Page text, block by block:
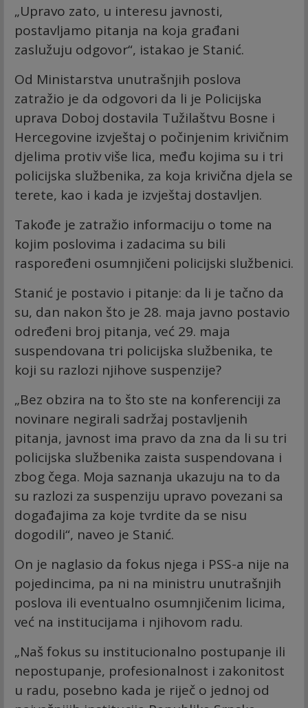
„Upravo zato, u interesu javnosti,
postavljamo pitanja na koja građani
zaslužuju odgovor“, istakao je Stanić.
Od Ministarstva unutrašnjih poslova
zatražio je da odgovori da li je Policijska
uprava Doboj dostavila Tužilaštvu Bosne i
Hercegovine izvještaj o počinjenim krivičnim
djelima protiv više lica, među kojima su i tri
policijska službenika, za koja krivična djela se
terete, kao i kada je izvještaj dostavljen.
Takođe je zatražio informaciju o tome na
kojim poslovima i zadacima su bili
raspoređeni osumnjičeni policijski službenici.
Stanić je postavio i pitanje: da li je tačno da
su, dan nakon što je 28. maja javno postavio
određeni broj pitanja, već 29. maja
suspendovana tri policijska službenika, te
koji su razlozi njihove suspenzije?
„Bez obzira na to što ste na konferenciji za
novinare negirali sadržaj postavljenih
pitanja, javnost ima pravo da zna da li su tri
policijska službenika zaista suspendovana i
zbog čega. Moja saznanja ukazuju na to da
su razlozi za suspenziju upravo povezani sa
događajima za koje tvrdite da se nisu
dogodili“, naveo je Stanić.
On je naglasio da fokus njega i PSS-a nije na
pojedincima, pa ni na ministru unutrašnjih
poslova ili eventualno osumnjičenim licima,
već na institucijama i njihovom radu.
„Naš fokus su institucionalno postupanje ili
nepostupanje, profesionalnost i zakonitost
u radu, posebno kada je riječ o jednoj od